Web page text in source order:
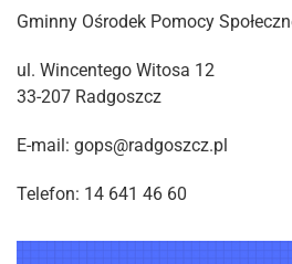
Gminny Ośrodek Pomocy
ul. Wincentego Witosa 12
33-207 Radgoszcz
E-mail: gops@radgoszcz.pl
Telefon: 14 641 46 60